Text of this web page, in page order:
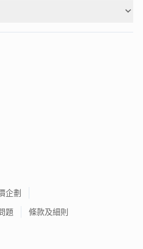
企劃
題 條款及細則